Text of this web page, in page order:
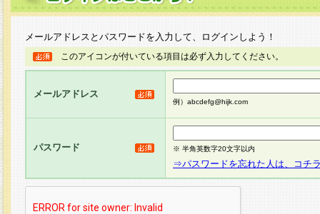
メールアドレスとパスワードを入力して、ログインしよう！
このアイコンが付いている項目は必ず入力してください。
メールアドレス
例）abcdefg@hijk.com
パスワード ※ 半角英数字20文字以内
⇒パスワードを忘れた人は、コチ